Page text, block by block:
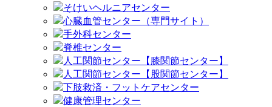
そけいヘルニアセンター
心臓血管センター（専門サイト）
手外科センター
脊椎センター
人工関節センター【膝関節センター】
人工関節センター【股関節センター】
下肢救済・フットケアセンター
健康管理センター